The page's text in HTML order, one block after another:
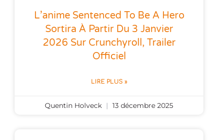
L’anime Sentenced To Be A Hero
Sortira À Partir Du 3 Janvier
2026 Sur Crunchyroll, Trailer
Officiel
LIRE PLUS »
Quentin Holveck 13 décembre 2025